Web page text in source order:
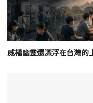
威權幽靈還漂浮在台灣的